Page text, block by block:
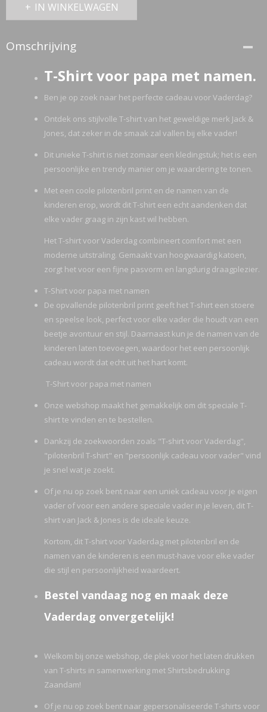
IN WINKELWAGEN
Omschrijving
T-Shirt voor papa met namen.
Ben je op zoek naar het perfecte cadeau voor Vaderdag?
Ontdek ons stijlvolle T-shirt van het geweldige merk Jack &
Jones, dat zeker in de smaak zal vallen bij elke vader!
Dit unieke T-shirt is niet zomaar een kledingstuk; het is een
persoonlijke en trendy manier om je waardering te tonen.
Met een coole pilotenbril print en de namen van de
kinderen erop, wordt dit T-shirt een echt aandenken dat
elke vader graag in zijn kast wil hebben.
Het T-shirt voor Vaderdag combineert comfort met een
moderne uitstraling. Gemaakt van hoogwaardig katoen,
zorgt het voor een fijne pasvorm en langdurig draagplezier.
T-Shirt voor papa met namen
De opvallende pilotenbril print geeft het T-shirt een stoere
en speelse look, perfect voor elke vader die houdt van een
beetje avontuur en stijl. Daarnaast kun je de namen van de
kinderen laten toevoegen, waardoor het een persoonlijk
cadeau wordt dat echt uit het hart komt.
T-Shirt voor papa met namen
Onze webshop maakt het gemakkelijk om dit speciale T-
shirt te vinden en te bestellen.
Dankzij de zoekwoorden zoals "T-shirt voor Vaderdag",
"pilotenbril T-shirt" en "persoonlijk cadeau voor vader" vind
je snel wat je zoekt.
Of je nu op zoek bent naar een uniek cadeau voor je eigen
vader of voor een andere speciale vader in je leven, dit T-
shirt van Jack & Jones is de ideale keuze.
Kortom, dit T-shirt voor Vaderdag met pilotenbril en de
namen van de kinderen is een must-have voor elke vader
die stijl en persoonlijkheid waardeert.
Bestel vandaag nog en maak deze
Vaderdag onvergetelijk!
Welkom bij onze webshop, de plek voor het laten drukken
van T-shirts in samenwerking met Shirtsbedrukking
Zaandam!
Of je nu op zoek bent naar gepersonaliseerde T-shirts voor